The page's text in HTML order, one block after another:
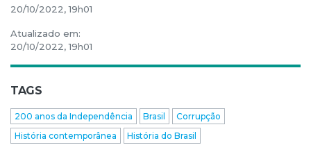
20/10/2022, 19h01
Atualizado em:
20/10/2022, 19h01
TAGS
200 anos da Independência Brasil
Corrupção
História contemporânea
História do Brasil